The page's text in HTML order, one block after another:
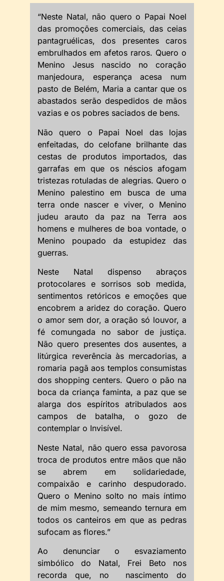
“Neste Natal, não quero o Papai Noel
das promoções comerciais, das ceias
pantagruélicas, dos presentes caros
embrulhados em afetos raros. Quero o
Menino Jesus nascido no coração
manjedoura, esperança acesa num
pasto de Belém, Maria a cantar que os
abastados serão despedidos de mãos
vazias e os pobres saciados de bens.
Não quero o Papai Noel das lojas
enfeitadas, do celofane brilhante das
cestas de produtos importados, das
garrafas em que os néscios afogam
tristezas rotuladas de alegrias. Quero o
Menino palestino em busca de uma
terra onde nascer e viver, o Menino
judeu arauto da paz na Terra aos
homens e mulheres de boa vontade, o
Menino poupado da estupidez das
guerras.
Neste Natal dispenso abraços
protocolares e sorrisos sob medida,
sentimentos retóricos e emoções que
encobrem a aridez do coração. Quero
o amor sem dor, a oração só louvor, a
fé comungada no sabor de justiça.
Não quero presentes dos ausentes, a
litúrgica reverência às mercadorias, a
romaria pagã aos templos consumistas
dos shopping centers. Quero o pão na
boca da criança faminta, a paz que se
alarga dos espíritos atribulados aos
campos de batalha, o gozo de
contemplar o Invisível.
Neste Natal, não quero essa pavorosa
troca de produtos entre mãos que não
se abrem em solidariedade,
compaixão e carinho despudorado.
Quero o Menino solto no mais íntimo
de mim mesmo, semeando ternura em
todos os canteiros em que as pedras
sufocam as flores.”
Ao denunciar o esvaziamento
simbólico do Natal, Frei Beto nos
recorda que, no nascimento do